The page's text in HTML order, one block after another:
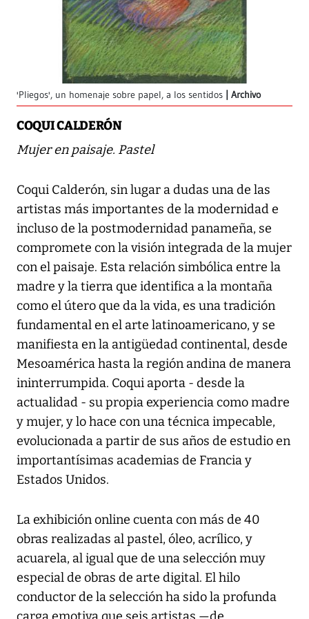
'Pliegos', un homenaje sobre papel, a los sentidos Archivo
COQUI CALDERÓN
Mujer en paisaje. Pastel
Coqui Calderón, sin lugar a dudas una de las
artistas más importantes de la modernidad e
incluso de la postmodernidad panameña, se
compromete con la visión integrada de la mujer
con el paisaje. Esta relación simbólica entre la
madre y la tierra que identifica a la montaña
como el útero que da la vida, es una tradición
fundamental en el arte latinoamericano, y se
manifiesta en la antigüedad continental, desde
Mesoamérica hasta la región andina de manera
ininterrumpida. Coqui aporta - desde la
actualidad - su propia experiencia como madre
y mujer, y lo hace con una técnica impecable,
evolucionada a partir de sus años de estudio en
importantísimas academias de Francia y
Estados Unidos.
La exhibición online cuenta con más de 40
obras realizadas al pastel, óleo, acrílico, y
acuarela, al igual que de una selección muy
especial de obras de arte digital. El hilo
conductor de la selección ha sido la profunda
carga emotiva que seis artistas —de